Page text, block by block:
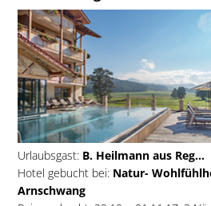
Urlaubsgast: B. Heilmann aus Reg...
Hotel gebucht bei: Natur-
Arnschwang